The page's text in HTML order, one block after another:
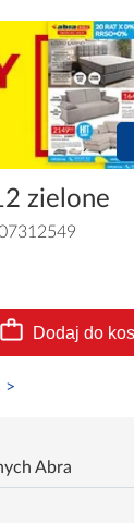
zielone
Dodaj do
>
Abra